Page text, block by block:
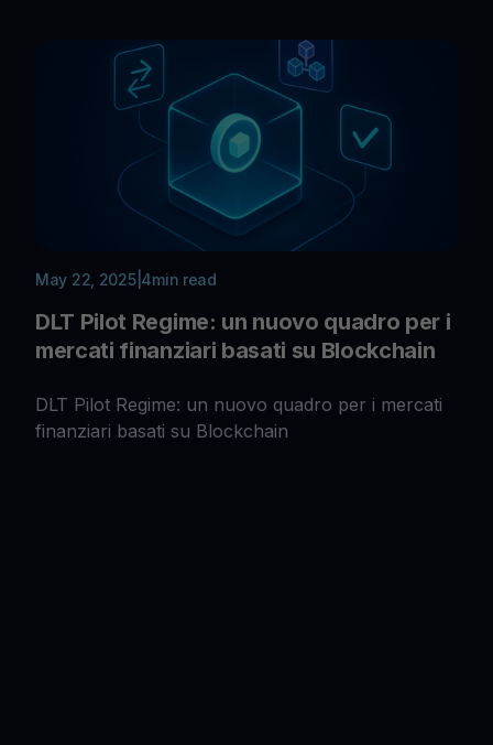
May 22, 2025| 4min read
DLT Pilot Regime: un nuovo quadro per i
mercati finanziari basati su Blockchain
DLT Pilot Regime: un nuovo quadro per i mercati
finanziari basati su Blockchain